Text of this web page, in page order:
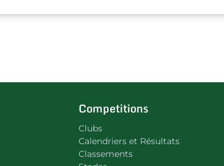
Competitions
Clubs
Calendriers et Résultats
Classements